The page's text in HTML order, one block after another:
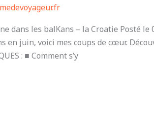
dans les balKans – la Croatie Posté
en juin, voici mes coups de cœur.
: ■ Comment s’y